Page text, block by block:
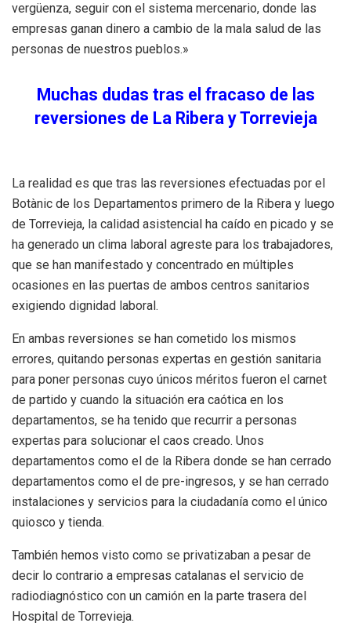
vergüenza, seguir con el sistema mercenario, donde las
empresas ganan dinero a cambio de la mala salud de las
personas de nuestros pueblos.»
Muchas dudas tras el fracaso de las
reversiones de La Ribera y Torrevieja
La realidad es que tras las reversiones efectuadas por el
Botànic de los Departamentos primero de la Ribera y luego
de Torrevieja, la calidad asistencial ha caído en picado y se
ha generado un clima laboral agreste para los trabajadores,
que se han manifestado y concentrado en múltiples
ocasiones en las puertas de ambos centros sanitarios
exigiendo dignidad laboral.
En ambas reversiones se han cometido los mismos
errores, quitando personas expertas en gestión sanitaria
para poner personas cuyo únicos méritos fueron el carnet
de partido y cuando la situación era caótica en los
departamentos, se ha tenido que recurrir a personas
expertas para solucionar el caos creado. Unos
departamentos como el de la Ribera donde se han cerrado
departamentos como el de pre-ingresos, y se han cerrado
instalaciones y servicios para la ciudadanía como el único
quiosco y tienda.
También hemos visto como se privatizaban a pesar de
decir lo contrario a empresas catalanas el servicio de
radiodiagnóstico con un camión en la parte trasera del
Hospital de Torrevieja.